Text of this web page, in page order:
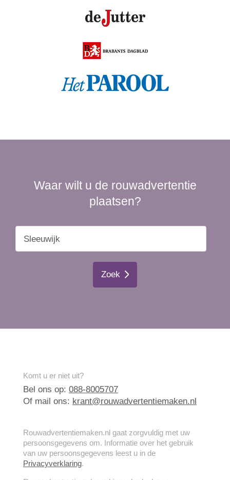
Waar wilt u de rouwadvertentie
plaatsen?
Zoek
Komt u er niet uit?
Bel ons op: 088-8005707
Of mail ons: krant@rouwadvertentiemaken.nl
Rouwadvertentiemaken.nl gaat zorgvuldig met uw
persoonsgegevens om. Informatie over het gebruik
van uw persoonsgegevens leest u in de
Privacyverklaring.